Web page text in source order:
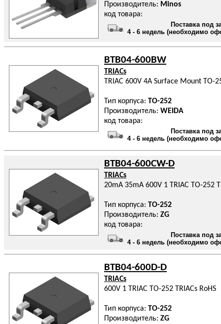
Производитель: Minos
код товара:
Поставка под
4 - 6 недель (необходимо
BTB04-600BW
TRIACs
TRIAC 600V 4A Surface Mount TO-
Тип корпуса: TO-252
Производитель: WEIDA
код товара:
Поставка под
4 - 6 недель (необходимо
BTB04-600CW-D
TRIACs
20mA 35mA 600V 1 TRIAC TO-252
Тип корпуса: TO-252
Производитель: ZG
код товара:
Поставка под
4 - 6 недель (необходимо
BTB04-600D-D
TRIACs
600V 1 TRIAC TO-252 TRIACs RoHS
Тип корпуса: TO-252
Производитель: ZG